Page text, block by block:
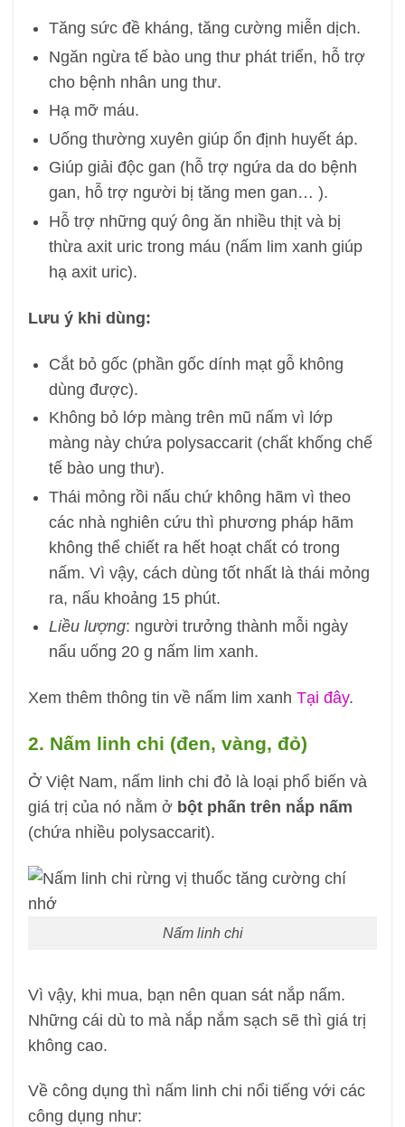
Tăng sức đề kháng, tăng cường miễn dịch.
Ngăn ngừa tế bào ung thư phát triển, hỗ trợ
cho bệnh nhân ung thư.
Hạ mỡ máu.
Uống thường xuyên giúp ổn định huyết áp.
Giúp giải độc gan (hỗ trợ ngứa da do bệnh
gan, hỗ trợ người bị tăng men gan… ).
Hỗ trợ những quý ông ăn nhiều thịt và bị
thừa axit uric trong máu (nấm lim xanh giúp
hạ axit uric).
Lưu ý khi dùng:
Cắt bỏ gốc (phần gốc dính mạt gỗ không
dùng được).
Không bỏ lớp màng trên mũ nấm vì lớp
màng này chứa polysaccarit (chất khống chế
tế bào ung thư).
Thái mỏng rồi nấu chứ không hãm vì theo
các nhà nghiên cứu thì phương pháp hãm
không thể chiết ra hết hoạt chất có trong
nấm. Vì vậy, cách dùng tốt nhất là thái mỏng
ra, nấu khoảng 15 phút.
Liều lượng: người trưởng thành mỗi ngày
nấu uống 20 g nấm lim xanh.
Xem thêm thông tin về nấm lim xanh Tại đây.
2. Nấm linh chi (đen, vàng, đỏ)
Ở Việt Nam, nấm linh chi đỏ là loại phổ biến và
giá trị của nó nằm ở bột phấn trên nắp nấm
(chứa nhiều polysaccarit).
Nấm linh chi
Vì vậy, khi mua, bạn nên quan sát nắp nấm.
Những cái dù to mà nắp nắm sạch sẽ thì giá trị
không cao.
Về công dụng thì nấm linh chi nổi tiếng với các
công dụng như: